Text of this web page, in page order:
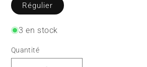
Régulier
3 en stock
Quantité